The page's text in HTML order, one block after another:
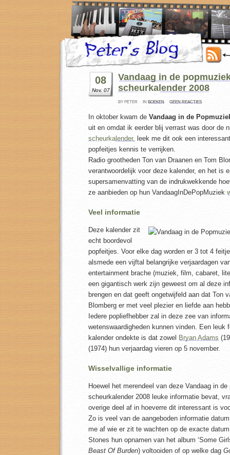
08
Nov, 07
Vandaag in de
scheurkalender 2008
BY PETER IN BOEKEN GEEN REACTIES
In oktober kwam de Vandaag in de
uit en omdat ik eerder blij verrast was door de
scheurkalender, leek me dit ook een
popfeitjes kennis te verrijken.
Radio grootheden Ton van Draanen en Tom
verantwoordelijk voor deze kalender, en het is
supersamenvatting van de indrukwekkende
ze aanbieden op hun VandaagInDePopMuziek
Veel informatie
Deze kalender zit
echt boordevol
popfeitjes. Voor elke dag worden er 3 tot 4
alsmede een vijftal belangrijke verjaardagen
entertainment brache (muziek, film, cabaret,
een gigantisch werk zijn geweest om al deze
brengen en dat geeft ongetwijfeld aan dat Ton
Blomberg er met veel plezier en liefde aan
Iedere popliefhebber zal in deze zee van
wetenswaardigheden kunnen vinden. Een leuk
kalender ondekte is dat zowel Bryan Adams
(1974) hun verjaardag vieren op 5 november.
Wisselvallige informatie
Hoewel het merendeel van deze Vandaag in
scheurkalender 2008 leuke informatie bevat,
overige deel af in hoeverre dit interessant is
Zo is veel van de aangeboden informatie
me af wie er zit te wachten op de exacte
Stones hun opnamen van het album ‘Some
Beast Of Burden) voltooiden of op welke dag